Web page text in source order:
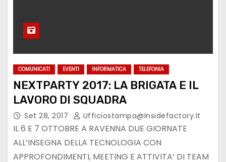
COMUNICATI EVENTI INFORMATICA TELEFONIA
NEXTPARTY 2017: LA BRIGATA E IL
LAVORO DI SQUADRA
Set 28, 2017 Ufficiostampa@insidefactory.it
IL 6 E 7 OTTOBRE A RAVENNA DUE GIORNATE
ALL’INSEGNA DELLA TECNOLOGIA CON
APPROFONDIMENTI, MEETING E ATTIVITA’ DI TEAM